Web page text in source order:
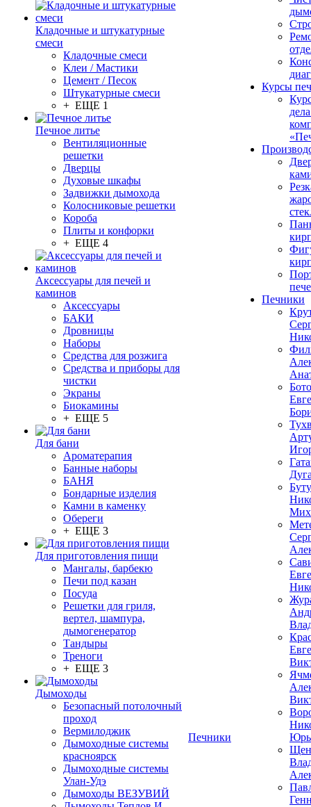
Кладочные и штукатурные
смеси
Кладочные смеси
Клеи / Мастики
Цемент / Песок
Штукатурные смеси
+ ЕЩЕ 1
Печное литье
Вентиляционные
решетки
Дверцы
Духовые шкафы
Задвижки дымохода
Колосниковые решетки
Короба
Плиты и конфорки
+ ЕЩЕ 4
Аксессуары для печей и
каминов
Аксессуары
БАКИ
Дровницы
Наборы
Средства для розжига
Средства и приборы для
чистки
Экраны
Биокамины
+ ЕЩЕ 5
Для бани
Ароматерапия
Банные наборы
БАНЯ
Бондарные изделия
Камни в каменку
Обереги
+ ЕЩЕ 3
Для приготовления пищи
Мангалы, барбекю
Печи под казан
Посуда
Решетки для гриля,
вертел, шампура,
дымогенератор
Тандыры
Треноги
+ ЕЩЕ 3
Дымоходы
Безопасный потолочный
проход
Вермилоджик
Дымоходные системы
красноярск
Дымоходные системы
Улан-Удэ
Дымоходы ВЕЗУВИЙ
Печники
Курсы
Печники